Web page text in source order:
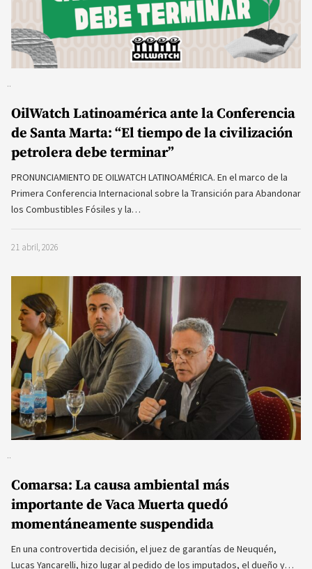
OilWatch Latinoamérica ante la Conferencia
de Santa Marta: “El tiempo de la civilización
petrolera debe terminar”
PRONUNCIAMIENTO DE OILWATCH LATINOAMÉRICA. En el marco de la
Primera Conferencia Internacional sobre la Transición para Abandonar
los Combustibles Fósiles y la…
21 abril, 2026
Comarsa: La causa ambiental más
importante de Vaca Muerta quedó
momentáneamente suspendida
En una controvertida decisión, el juez de garantías de Neuquén,
Lucas Yancarelli, hizo lugar al pedido de los imputados, el dueño y…